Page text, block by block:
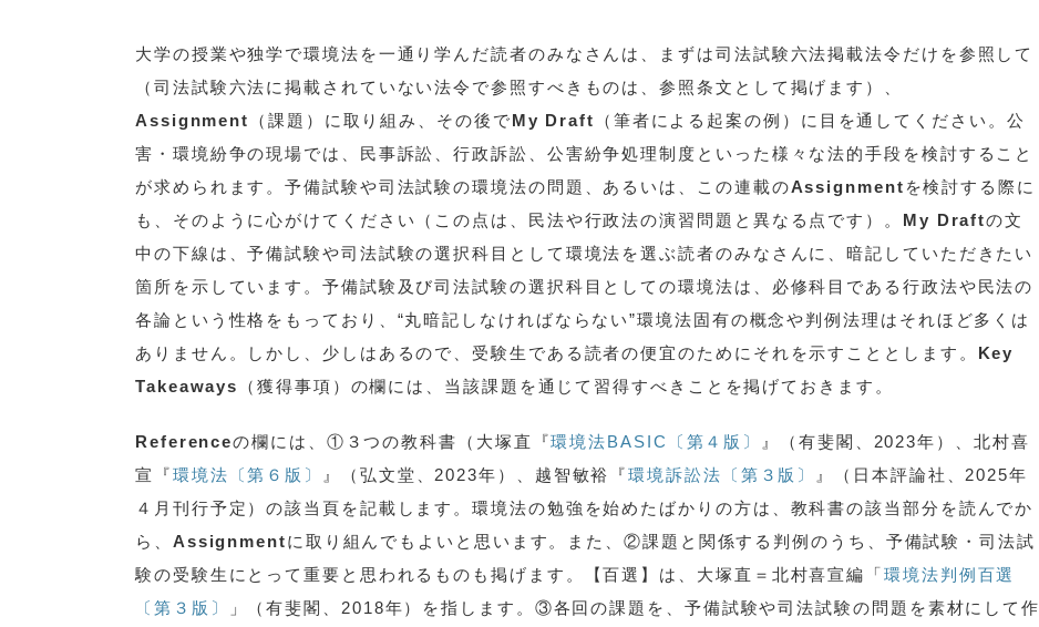
大学の授業や独学で環境法を一通り学んだ読者のみなさんは、まずは司法試験六法掲載法令だけを参照して
（司法試験六法に掲載されていない法令で参照すべきものは、参照条文として掲げます）、
Assignment
（課題）に取り組み、その後でMy Draft
（筆者による起案の例）に目を通してください。公
害・環境紛争の現場では、民事訴訟、行政訴訟、公害紛争処理制度といった様々な法的手段を検討すること
が求められます。予備試験や司法試験の環境法の問題、あるいは、この連載のAssignment を検討する際に
も、そのように心がけてください（この点は、民法や行政法の演習問題と異なる点です）。 My Draftの文
中の下線は、予備試験や司法試験の選択科目として環境法を選ぶ読者のみなさんに、暗記していただきたい
箇所を示しています。予備試験及び司法試験の選択科目としての環境法は、必修科目である行政法や民法の
各論という性格をもっており、“丸暗記しなければならない”環境法固有の概念や判例法理はそれほど多くは
ありません。しかし、少しはあるので、受験生である読者の便宜のためにそれを示すこととします。 Key
Takeaways
（獲得事項）の欄には、当該課題を通じて習得すべきことを掲げておきます。
Referenceの欄には、①３つの教科書（大塚直『環境法BASIC〔第４版〕
』（有斐閣、2023年）、北村喜
宣『環境法〔第６版〕 』（弘文堂、2023年）、越智敏裕『環境訴訟法〔第３版〕
』（日本評論社、2025年
４月刊行予定）の該当頁を記載します。環境法の勉強を始めたばかりの方は、教科書の該当部分を読んでか
ら、 Assignmentに取り組んでもよいと思います。また、②課題と関係する判例のうち、予備試験・司法試
験の受験生にとって重要と思われるものも掲げます。【百選】は、大塚直＝北村喜宣編「環境法判例百選
〔第３版〕
」（有斐閣、2018年）を指します。③各回の課題を、予備試験や司法試験の問題を素材にして作